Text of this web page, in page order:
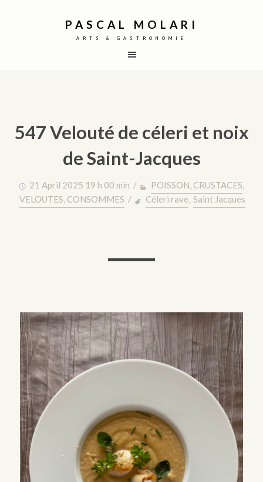
PASCAL MOLARI
ARTS & GASTRONOMIE
547 Velouté de céleri et noix
de Saint-Jacques
21 April 2025 19 h 00 min / POISSON, CRUSTACES,
VELOUTES, CONSOMMES / Céleri rave, Saint Jacques